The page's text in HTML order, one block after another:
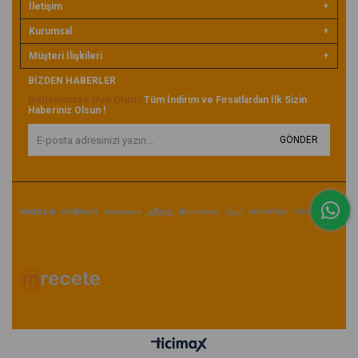
İletişim
Kurumsal
Müşteri İlişkileri
BIZDEN HABERLER
Tüm İndirim ve Fırsatlardan İlk Sizin
Haberiniz Olsun !
GÖNDER